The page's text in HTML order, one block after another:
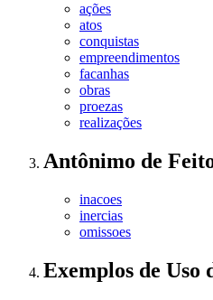
ações
atos
conquistas
empreendimentos
facanhas
obras
proezas
realizações
Antônimo de
inacoes
inercias
omissoes
Exemplos de Uso